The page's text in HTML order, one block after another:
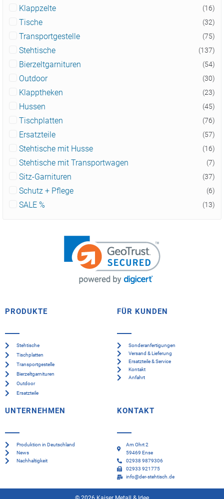
Klappzelte (16)
Tische (32)
Transportgestelle (75)
Stehtische (137)
Bierzeltgarnituren (54)
Outdoor (30)
Klapptheken (23)
Hussen (45)
Tischplatten (76)
Ersatzteile (57)
Stehtische mit Husse (16)
Stehtische mit Transportwagen (7)
Sitz-Garnituren (37)
Schutz + Pflege (6)
SALE % (13)
PRODUKTE
Stehtische
Tischplatten
Transportgestelle
Bierzeltgarnituren
Outdoor
Ersatzteile
FÜR KUNDEN
Sonderanfertigungen
Versand & Lieferung
Ersatzteile & Service
Kontakt
Anfahrt
UNTERNEHMEN
Produktion in Deutschland
News
Nachhaltigkeit
KONTAKT
Am Ohrt 2
59469 Ense
02938 9879306
02933 921775
info@der-stehtisch.de